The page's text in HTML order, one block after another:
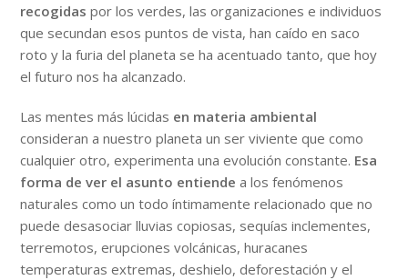
recogidas por los verdes, las organizaciones e individuos
que secundan esos puntos de vista, han caído en saco
roto y la furia del planeta se ha acentuado tanto, que hoy
el futuro nos ha alcanzado.
Las mentes más lúcidas en materia ambiental
consideran a nuestro planeta un ser viviente que como
cualquier otro, experimenta una evolución constante. Esa
forma de ver el asunto entiende a los fenómenos
naturales como un todo íntimamente relacionado que no
puede desasociar lluvias copiosas, sequías inclementes,
terremotos, erupciones volcánicas, huracanes
temperaturas extremas, deshielo, deforestación y el